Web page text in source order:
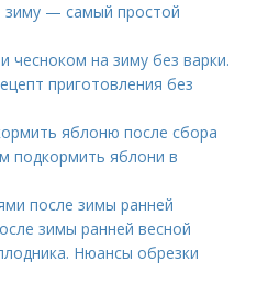
зиму — самый простой
чесноком на зиму без варки.
приготовления без
яблоню после сбора
подкормить яблони в
после зимы ранней
зимы ранней весной
Нюансы обрезки